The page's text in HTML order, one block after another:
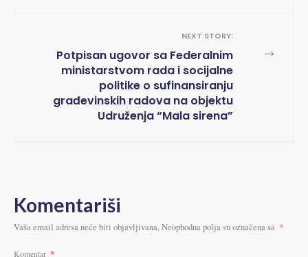
→
NEXT STORY:
Potpisan ugovor sa Federalnim
ministarstvom rada i socijalne
politike o sufinansiranju
građevinskih radova na objektu
Udruženja “Mala sirena”
Komentariši
Vaša email adresa neće biti objavljivana. Neophodna polja su označena sa *
Komentar *